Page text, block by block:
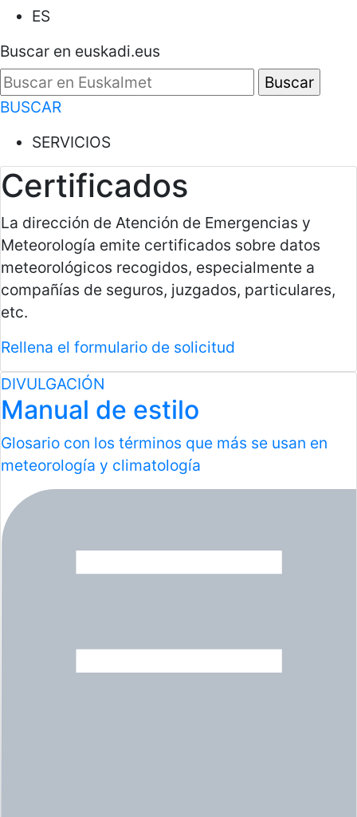
ES
Buscar en euskadi.eus
BUSCAR
SERVICIOS
Certificados
La dirección de Atención de Emergencias y
Meteorología emite certificados sobre datos
meteorológicos recogidos, especialmente a
compañías de seguros, juzgados, particulares,
etc.
Rellena el formulario de solicitud
DIVULGACIÓN
Manual de estilo
Glosario con los términos que más se usan en
meteorología y climatología